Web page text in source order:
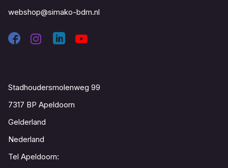
webshop@simako-bdm.nl
Stadhoudersmolenweg 99
7317 BP Apeldoorn
Gelderland
Nederland
Tel Apeldoorn: